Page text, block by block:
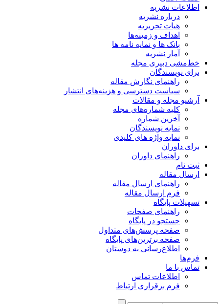
اطلاعات نشریه
درباره نشریه
هیات تحریریه
اهداف و زمینه‌ها
بانک ها و نمایه نامه ها
آمار نشریه
خط‌مشی دبیری مجله
برای نویسندگان
راهنمای نگارش مقاله
سیاست دسترسی و هزینه‌های انتشار
آرشیو مجله و مقالات
کلیه شماره‌های مجله
آخرین شماره
نمایه نویسندگان
نمایه واژه های کلیدی
برای داوران
راهنمای داوران
ثبت نام
ارسال مقاله
راهنمای ارسال مقاله
فرم ارسال مقاله
تسهیلات پایگاه
راهنمای صفحات
جستجو در پایگاه
صفحه پرسش‌های متداول
صفحه برترین‌های پایگاه
اطلاع‌رسانی به دوستان
فرم‌ها
تماس با ما
اطلاعات تماس
فرم برقراری ارتباط